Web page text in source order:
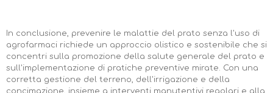
In conclusione, prevenire le malattie del prato senza l'uso di
agrofarmaci richiede un approccio olistico e sostenibile che si
concentri sulla promozione della salute generale del prato e
sull'implementazione di pratiche preventive mirate. Con una
corretta gestione del terreno, dell'irrigazione e della
concimazione, insieme a interventi manutentivi regolari e alla